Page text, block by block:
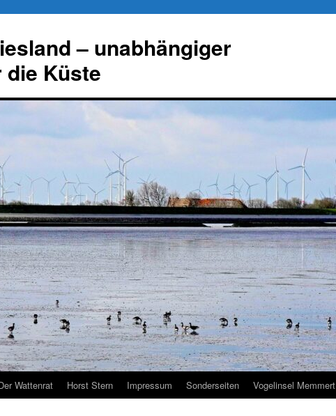
– unabhängiger
Küste
Wattenrat Horst Stern Impressum Sonderseiten Vogelinsel Memmert